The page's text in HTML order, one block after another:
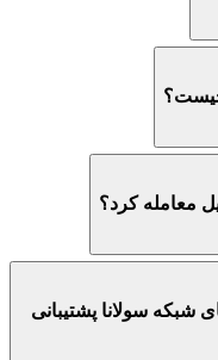
سولانا پشتیبانی